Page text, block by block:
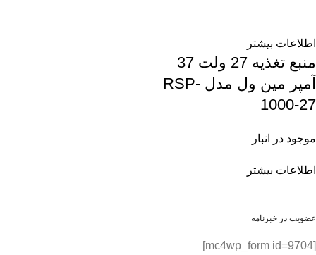
اطلاعات بیشتر
منبع تغذیه 27 ولت 37
آمپر مین ول مدل RSP-
1000-27
موجود در انبار
اطلاعات بیشتر
عضویت در خبرنامه
[mc4wp_form id=9704]